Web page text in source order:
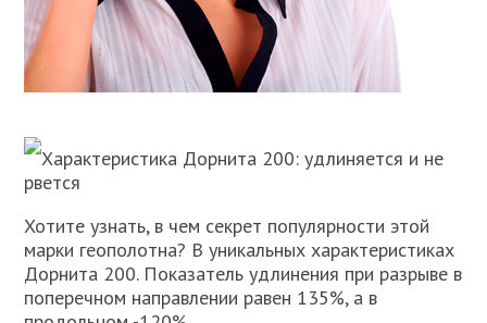
Характеристика Дорнита 200: удлиняется и не
рвется
Хотите узнать, в чем секрет популярности этой
марки геополотна? В уникальных характеристиках
Дорнита 200. Показатель удлинения при разрыве в
поперечном направлении равен 135%, а в